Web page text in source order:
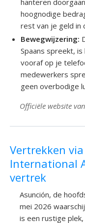
hanteren
hoognodige
rest van je geld in
Bewegwijzering:
Spaans spreekt,
vooraf op je
medewerkers
geen overbodige
Officiële website
Vertrekken
International
vertrek
Asunción, de
mei 2026
is een rustige